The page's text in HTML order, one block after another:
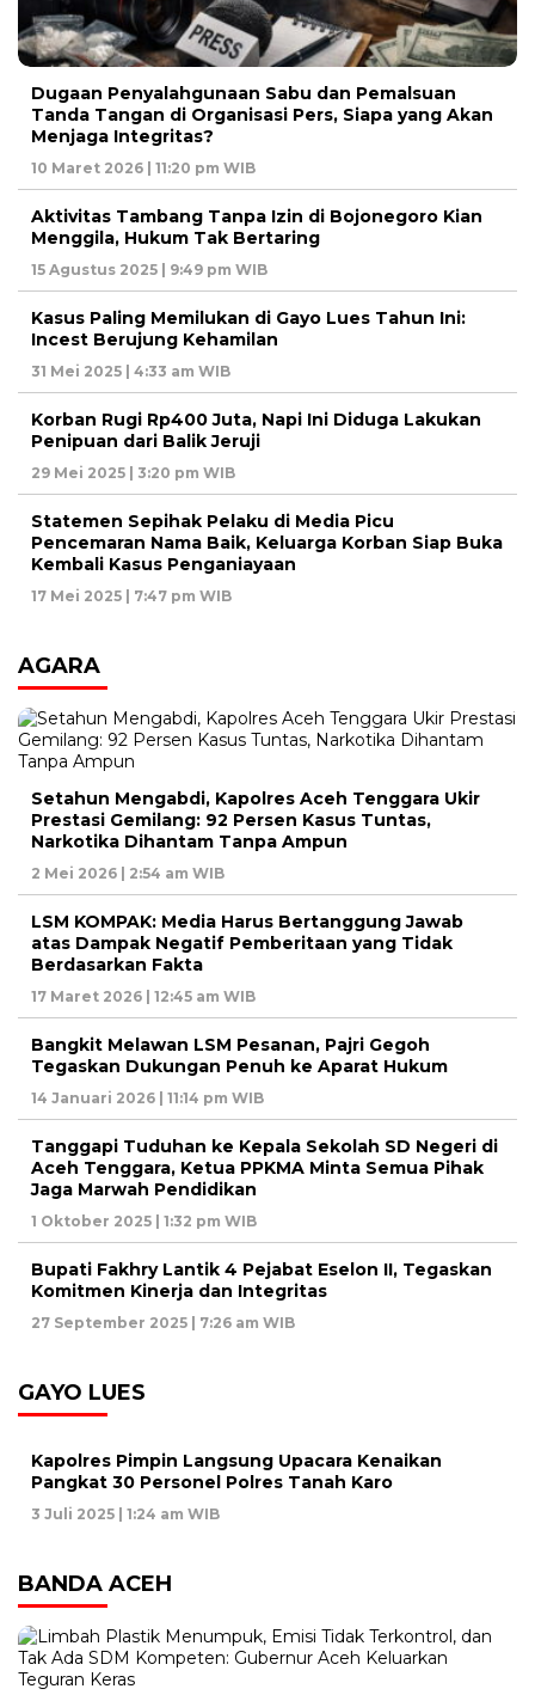
Dugaan Penyalahgunaan Sabu dan Pemalsuan
Tanda Tangan di Organisasi Pers, Siapa yang Akan
Menjaga Integritas?
10 Maret 2026 | 11:20 pm WIB
Aktivitas Tambang Tanpa Izin di Bojonegoro Kian
Menggila, Hukum Tak Bertaring
15 Agustus 2025 | 9:49 pm WIB
Kasus Paling Memilukan di Gayo Lues Tahun Ini:
Incest Berujung Kehamilan
31 Mei 2025 | 4:33 am WIB
Korban Rugi Rp400 Juta, Napi Ini Diduga Lakukan
Penipuan dari Balik Jeruji
29 Mei 2025 | 3:20 pm WIB
Statemen Sepihak Pelaku di Media Picu
Pencemaran Nama Baik, Keluarga Korban Siap Buka
Kembali Kasus Penganiayaan
17 Mei 2025 | 7:47 pm WIB
AGARA
Setahun Mengabdi, Kapolres Aceh Tenggara Ukir
Prestasi Gemilang: 92 Persen Kasus Tuntas,
Narkotika Dihantam Tanpa Ampun
2 Mei 2026 | 2:54 am WIB
LSM KOMPAK: Media Harus Bertanggung Jawab
atas Dampak Negatif Pemberitaan yang Tidak
Berdasarkan Fakta
17 Maret 2026 | 12:45 am WIB
Bangkit Melawan LSM Pesanan, Pajri Gegoh
Tegaskan Dukungan Penuh ke Aparat Hukum
14 Januari 2026 | 11:14 pm WIB
Tanggapi Tuduhan ke Kepala Sekolah SD Negeri di
Aceh Tenggara, Ketua PPKMA Minta Semua Pihak
Jaga Marwah Pendidikan
1 Oktober 2025 | 1:32 pm WIB
Bupati Fakhry Lantik 4 Pejabat Eselon II, Tegaskan
Komitmen Kinerja dan Integritas
27 September 2025 | 7:26 am WIB
GAYO LUES
Kapolres Pimpin Langsung Upacara Kenaikan
Pangkat 30 Personel Polres Tanah Karo
3 Juli 2025 | 1:24 am WIB
BANDA ACEH